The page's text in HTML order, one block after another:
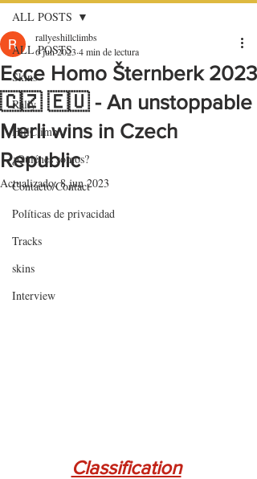
ALL POSTS
Skins
Rally
HillClimb
¿Quiénes somos?
Contacto/Contact
Políticas de privacidad
Tracks
skins
Interview
ALL POSTS
Ecce Homo Šternberk 2023
🇨🇿 🇪🇺 - An unstoppable
Merli wins in Czech
Republic
rallyeshillclimbs
6 jun 2023 4 min de lectura
Actualizado:8 jun 2023
Classification